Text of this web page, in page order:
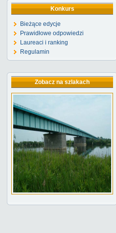
Konkurs
Bieżące edycje
Prawidłowe odpowiedzi
Laureaci i ranking
Regulamin
Zobacz na szlakach